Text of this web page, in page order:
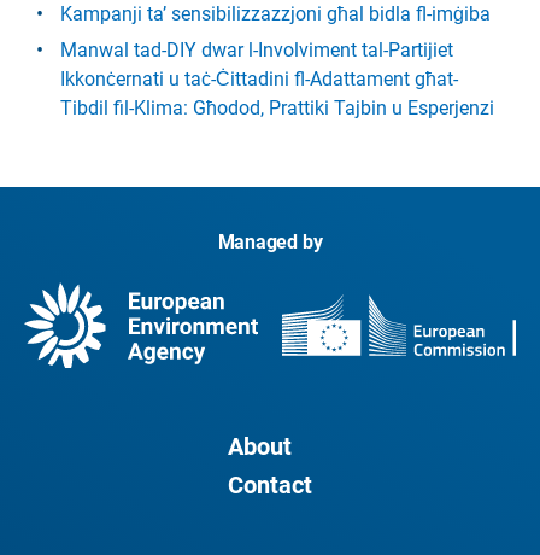
Kampanji ta’ sensibilizzazzjoni għal bidla fl-imġiba
Manwal tad-DIY dwar l-Involviment tal-Partijiet
Ikkonċernati u taċ-Ċittadini fl-Adattament għat-
Tibdil fil-Klima: Għodod, Prattiki Tajbin u Esperjenzi
Managed by
About
Contact